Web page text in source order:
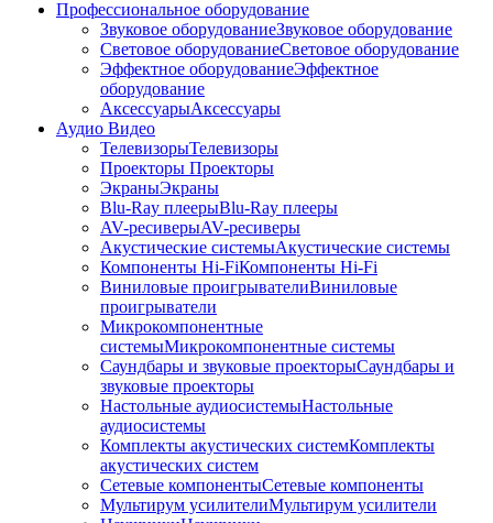
Профессиональное оборудование
Звуковое оборудованиеЗвуковое оборудование
Световое оборудованиеСветовое оборудование
Эффектное оборудованиеЭффектное
оборудование
АксессуарыАксессуары
Аудио Видео
ТелевизорыТелевизоры
Проекторы Проекторы
ЭкраныЭкраны
Blu-Ray плеерыBlu-Ray плееры
AV-ресиверыAV-ресиверы
Акустические системыАкустические системы
Компоненты Hi-FiКомпоненты Hi-Fi
Виниловые проигрывателиВиниловые
проигрыватели
Микрокомпонентные
системыМикрокомпонентные системы
Саундбары и звуковые проекторыСаундбары и
звуковые проекторы
Настольные аудиосистемыНастольные
аудиосистемы
Комплекты акустических системКомплекты
акустических систем
Сетевые компонентыСетевые компоненты
Мультирум усилителиМультирум усилители